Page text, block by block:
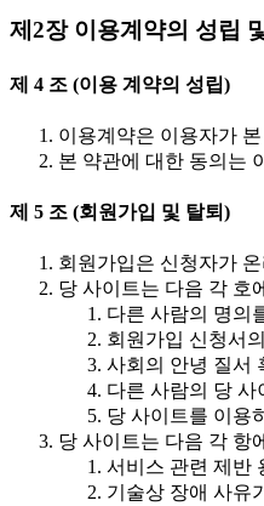
제2장 이용계약의 성립
제 4 조 (이용 계약의 성립)
이용계약은 이용자가
본 약관에 대한 동의는
제 5 조 (회원가입 및 탈퇴)
회원가입은 신청자가
당 사이트는 다음 각 호
다른 사람의 명의
회원가입 신청서
사회의 안녕 질서
다른 사람의 당 사
당 사이트를 이용
당 사이트는 다음 각 항
서비스 관련 제반
기술상 장애 사유